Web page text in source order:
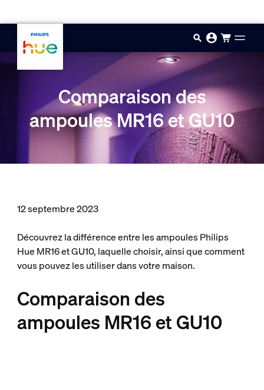
Comparaison des
ampoules MR16 et GU10
12 septembre 2023
Découvrez la différence entre les ampoules Philips
Hue MR16 et GU10, laquelle choisir, ainsi que comment
vous pouvez les utiliser dans votre maison.
Comparaison des
ampoules MR16 et GU10